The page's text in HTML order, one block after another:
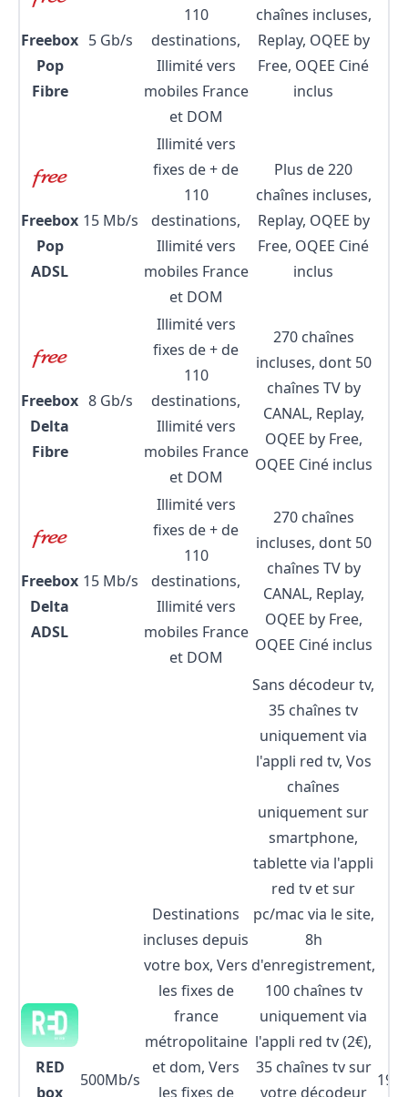
Freebox
Pop
Fibre
5 Gb/s
110
destinations,
Illimité vers
mobiles France
et DOM
chaînes incluses,
Replay, OQEE by
Free, OQEE Ciné
inclus
Freebox
Pop
ADSL
15 Mb/s
Illimité vers
fixes de + de
110
destinations,
Illimité vers
mobiles France
et DOM
Plus de 220
chaînes incluses,
Replay, OQEE by
Free, OQEE Ciné
inclus
Freebox
Delta
Fibre
8 Gb/s
Illimité vers
fixes de + de
110
destinations,
Illimité vers
mobiles France
et DOM
270 chaînes
incluses, dont 50
chaînes TV by
CANAL, Replay,
OQEE by Free,
OQEE Ciné inclus
Freebox
Delta
ADSL
15 Mb/s
Illimité vers
fixes de + de
110
destinations,
Illimité vers
mobiles France
et DOM
270 chaînes
incluses, dont 50
chaînes TV by
CANAL, Replay,
OQEE by Free,
OQEE Ciné inclus
RED
box
500Mb/s
Destinations
incluses depuis
votre box, Vers
les fixes de
france
métropolitaine
et dom, Vers
les fixes de
Sans décodeur tv,
35 chaînes tv
uniquement via
l'appli red tv, Vos
chaînes
uniquement sur
smartphone,
tablette via l'appli
red tv et sur
pc/mac via le site,
8h
d'enregistrement,
100 chaînes tv
uniquement via
l'appli red tv (2€),
35 chaînes tv sur
votre décodeur